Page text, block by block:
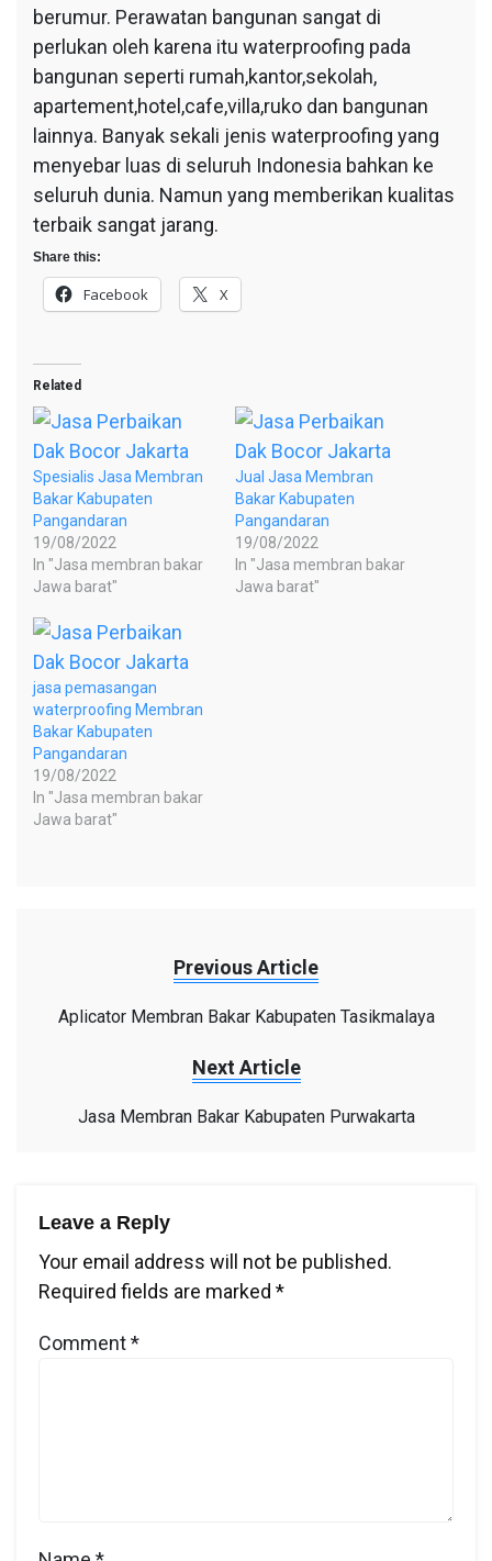
berumur. Perawatan bangunan sangat di
perlukan oleh karena itu waterproofing pada
bangunan seperti rumah,kantor,sekolah,
apartement,hotel,cafe,villa,ruko dan bangunan
lainnya. Banyak sekali jenis waterproofing yang
menyebar luas di seluruh Indonesia bahkan ke
seluruh dunia. Namun yang memberikan kualitas
terbaik sangat jarang.
Share this:
Facebook X
Related
Spesialis Jasa Membran
Bakar Kabupaten
Pangandaran
19/08/2022
In "Jasa membran bakar
Jawa barat"
Jual Jasa Membran
Bakar Kabupaten
Pangandaran
19/08/2022
In "Jasa membran bakar
Jawa barat"
jasa pemasangan
waterproofing Membran
Bakar Kabupaten
Pangandaran
19/08/2022
In "Jasa membran bakar
Jawa barat"
Previous Article
Aplicator Membran Bakar Kabupaten Tasikmalaya
Next Article
Jasa Membran Bakar Kabupaten Purwakarta
Leave a Reply
Your email address will not be published.
Required fields are marked *
Comment*